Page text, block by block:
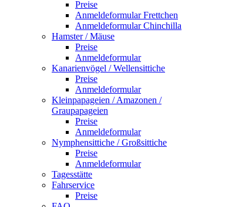
Preise
Anmeldeformular Frettchen
Anmeldeformular Chinchilla
Hamster / Mäuse
Preise
Anmeldeformular
Kanarienvögel / Wellensittiche
Preise
Anmeldeformular
Kleinpapageien / Amazonen /
Graupapageien
Preise
Anmeldeformular
Nymphensittiche / Großsittiche
Preise
Anmeldeformular
Tagesstätte
Fahrservice
Preise